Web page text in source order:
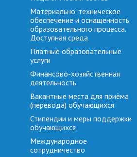
Материально-техническое
обеспечение и оснащенность
образовательного процесса.
Доступная среда
Платные образовательные
услуги
Финансово-хозяйственная
деятельность
Вакантные места для приёма
(перевода) обучающихся
Стипендии и меры поддержки
обучающихся
Международное
сотрудничество